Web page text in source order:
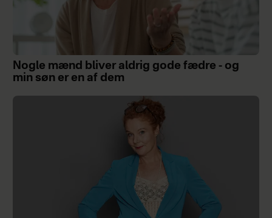
Nogle mænd bliver aldrig gode fædre - og
min søn er en af dem